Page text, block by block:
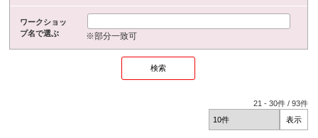
ワークショッ
プ名で選ぶ
※部分一致可
21 -30件 /93件